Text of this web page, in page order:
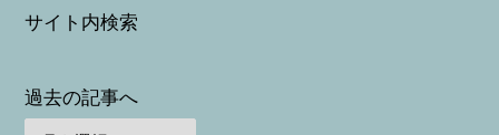
サイト内検索
過去の記事へ